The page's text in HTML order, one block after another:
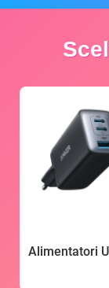
Alimentatori